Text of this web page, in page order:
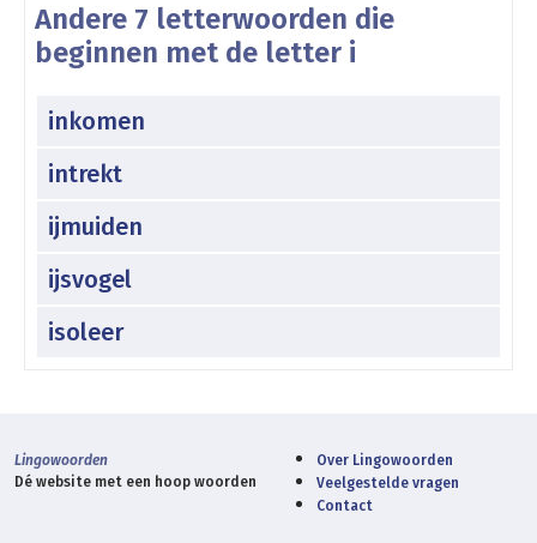
Andere 7 letterwoorden die
beginnen met de letter i
inkomen
intrekt
ijmuiden
ijsvogel
isoleer
Lingowoorden
Dé website met een hoop woorden
Over Lingowoorden
Veelgestelde vragen
Contact